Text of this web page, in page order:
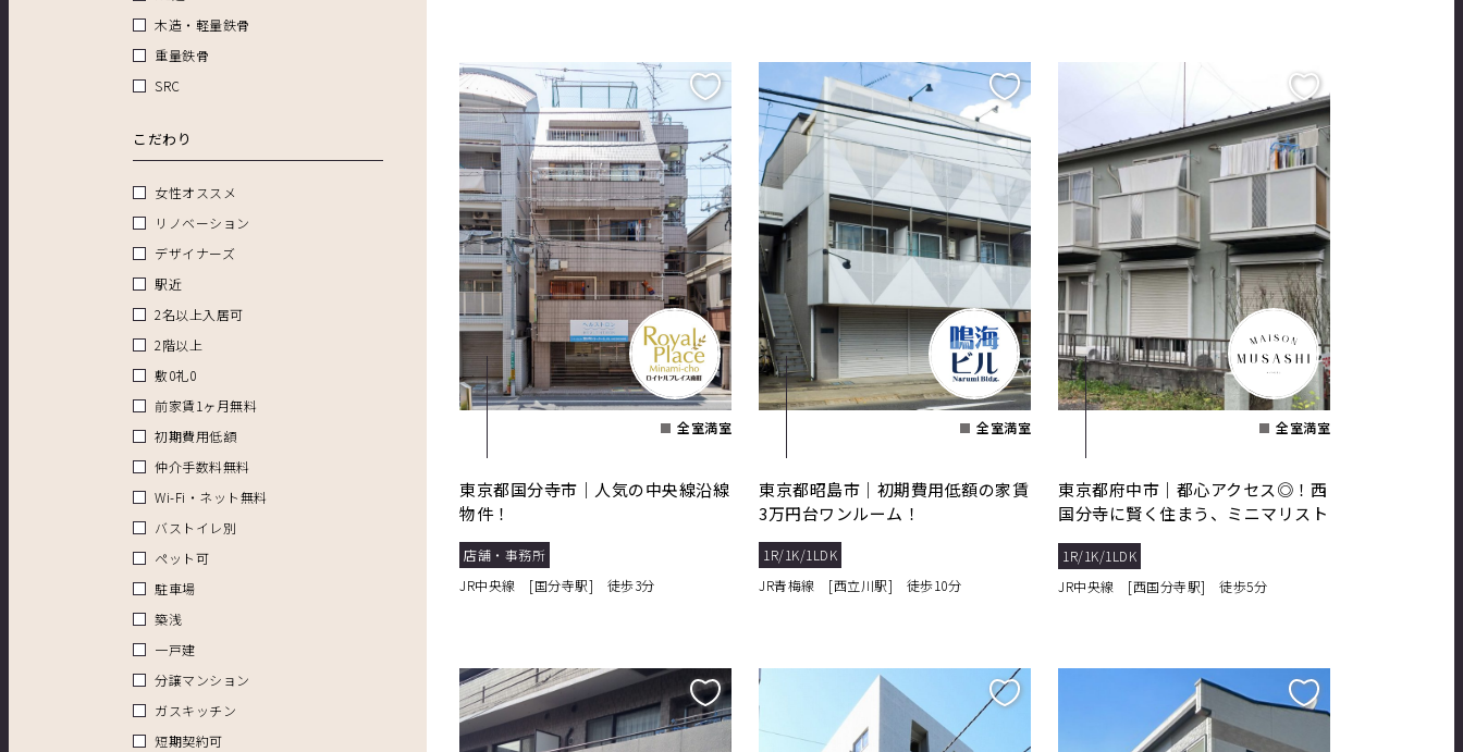
全室満室
東京都国分寺市｜人気の中央線沿線
物件！
店舗・事務所
JR中央線 [国分寺駅] 徒歩3分
全室満室
東京都昭島市｜初期費用低額の家賃
3万円台ワンルーム！
1R/1K/1LDK
JR青梅線 [西立川駅] 徒歩10分
全室満室
東京都府中市｜都心アクセス◎！西
国分寺に賢く住まう、ミニマリスト
1R/1K/1LDK
JR中央線 [西国分寺駅] 徒歩5分
木造・軽量鉄骨
重量鉄骨
SRC
こだわり
女性オススメ
リノベーション
デザイナーズ
駅近
2名以上入居可
2階以上
敷0礼0
前家賃1ヶ月無料
初期費用低額
仲介手数料無料
Wi-Fi・ネット無料
バストイレ別
ペット可
駐車場
築浅
一戸建
分譲マンション
ガスキッチン
短期契約可